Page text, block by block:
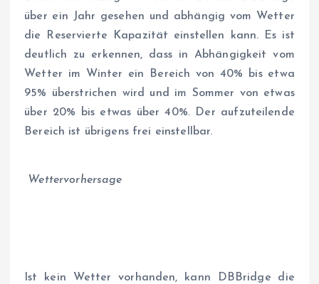
über ein Jahr gesehen und abhängig vom Wetter
die Reservierte Kapazität einstellen kann. Es ist
deutlich zu erkennen, dass in Abhängigkeit vom
Wetter im Winter ein Bereich von 40% bis etwa
95% überstrichen wird und im Sommer von etwas
über 20% bis etwas über 40%. Der aufzuteilende
Bereich ist übrigens frei einstellbar.
Wettervorhersage
Ist kein Wetter vorhanden, kann DBBridge die